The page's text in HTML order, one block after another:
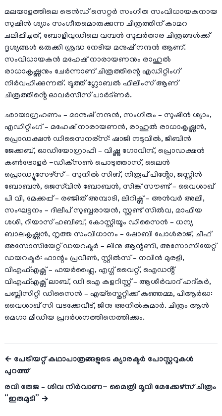
മലയാളത്തിലെ ട്രെൻഡ് സെറ്റർ സംഗീത സംവിധായകനായ
സുഷിൻ ശ്യാം സംഗീതമൊരുക്കുന്ന ചിത്രത്തിന് കാമറ
ചലിപ്പിച്ചത്, ബോളിവുഡിലെ വമ്പൻ സൂപ്പർതാര ചിത്രങ്ങൾക്ക്
ദൃശ്യങ്ങൾ ഒരുക്കി ശ്രദ്ധ നേടിയ മനുഷ് നന്ദൻ ആണ്.
സംവിധായകൻ മഹേഷ് നാരായണനും രാഹുൽ
രാധാകൃഷ്ണനും ചേർന്നാണ് ചിത്രത്തിന്റെ എഡിറ്റിംഗ്
നിർവഹിക്കുന്നത്. ട്രൂത്ത് ഗ്ലോബൽ ഫിലിംസ് ആണ്
ചിത്രത്തിൻ്റെ ഓവർസീസ് പാർട്ണർ.
ഛായാഗ്രഹണം – മാനുഷ് നന്ദൻ, സംഗീതം – സുഷിൻ ശ്യാം,
എഡിറ്റിംഗ് – മഹേഷ് നാരായണൻ, രാഹുൽ രാധാകൃഷ്ണൻ,
പ്രൊഡക്ഷന്‍ ഡിസൈനര്സ്: ഷാജി നടുവിൽ, ജിബിൻ
ജേക്കബ്, ഓഡിയോഗ്രാഫി – വിഷ്ണു ഗോവിന്ദ്, പ്രൊഡക്ഷന്‍
കൺട്രോളർ -ഡിക്‌സണ്‍ പൊടുത്താസ്, ലൈൻ
പ്രൊഡ്യൂസേഴ്സ് – സുനിൽ സിങ്, നിരൂപ് പിൻ്റോ, ജസ്റ്റിൻ
ബോബൻ, ജെസ്‌വിൻ ബോബൻ, സിങ്ക് സൗണ്ട് – വൈശാഖ്
പി വി, മേക്കപ്പ് – രഞ്ജിത് അമ്പാടി, ലിറിക്സ് – അൻവർ അലി,
സംഘട്ടനം – ദിലീപ് സുബ്ബരായൻ, സ്റ്റണ്ട് സിൽവ, മാഫിയ
ശശി, റിയാസ് ഹബീബ്, കോസ്റ്റിയൂം ഡിസൈൻ – ധന്യ
ബാലകൃഷ്ണന്‍, നൃത്ത സംവിധാനം – ഷോബി പോൾരാജ്, ചീഫ്
അസോസിയേറ്റ് ഡയറക്ടർ – ലിനു ആന്റണി, അസോസിയേറ്റ്
ഡയറക്ടര്‍: ഫാന്റം പ്രവീണ്‍, സ്റ്റിൽസ് – നവീൻ മുരളി,
വിഎഫ്എക്സ് – ഫയർഫ്ലൈ, എഗ്ഗ് വൈറ്റ്, ഐഡൻ്റ്
വിഎഫ്എക്സ് ലാബ്, ഡി ഐ കളറിസ്റ്റ് – ആശീർവാദ് ഹദ്കർ,
പബ്ലിസിറ്റി ഡിസൈൻ – എയ്സ്തെറ്റിക്ക് കുഞ്ഞമ്മ, പിആർഓ:
വൈശാഖ് സി വടക്കേവീട്, ജിനു അനിൽകുമാർ. ചിത്രം ആന്‍
മെഗാ മീഡിയ പ്രദര്‍ശനത്തിനെത്തിക്കും.
← പേട്രിയറ്റ് കഥാപാത്രങ്ങളുടെ ക്യാരക്ടർ പോസ്റ്ററുകൾ
പുറത്ത്
രവി തേജ – ശിവ നിർവാണ- മൈത്രി മൂവി മേക്കേഴ്സ് ചിത്രം
“ഇരുമുടി” →